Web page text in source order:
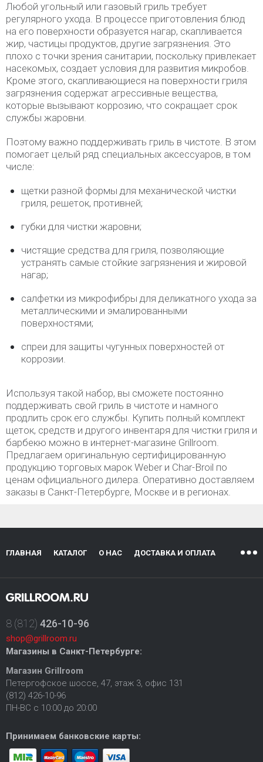
Любой угольный или газовый гриль требует
регулярного ухода. В процессе приготовления блюд
на его поверхности образуется нагар, скапливается
жир, частицы продуктов, другие загрязнения. Это
плохо с точки зрения санитарии, поскольку привлекает
насекомых, создает условия для развития микробов.
Кроме этого, скапливающиеся на поверхности гриля
загрязнения содержат агрессивные вещества,
которые вызывают коррозию, что сокращает срок
службы жаровни.
Поэтому важно поддерживать гриль в чистоте. В этом
помогает целый ряд специальных аксессуаров, в том
числе:
щетки разной формы для механической чистки
гриля, решеток, противней;
губки для чистки жаровни;
чистящие средства для гриля, позволяющие
устранять самые стойкие загрязнения и жировой
нагар;
салфетки из микрофибры для деликатного ухода за
металлическими и эмалированными
поверхностями;
спреи для защиты чугунных поверхностей от
коррозии.
Используя такой набор, вы сможете постоянно
поддерживать свой гриль в чистоте и намного
продлить срок его службы. Купить полный комплект
щеток, средств и другого инвентаря для чистки гриля и
барбекю можно в интернет-магазине Grillroom.
Предлагаем оригинальную сертифицированную
продукцию торговых марок Weber и Char-Broil по
ценам официального дилера. Оперативно доставляем
заказы в Санкт-Петербурге, Москве и в регионах.
ГЛАВНАЯ КАТАЛОГ О НАС ДОСТАВКА И ОПЛАТА
8 (812) 426-10-96
shop@grillroom.ru
Магазины в Санкт-Петербурге:
Магазин Grillroom
Петергофское шоссе, 47, этаж 3, офис 131
(812) 426-10-96
ПН-ВС с 10:00 до 20:00
Принимаем банковские карты: